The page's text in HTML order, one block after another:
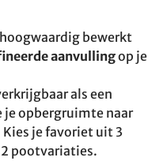
bewerkt
aanvullingop je
als een
je opbergruimte naar
je favoriet uit 3
pootvariaties.